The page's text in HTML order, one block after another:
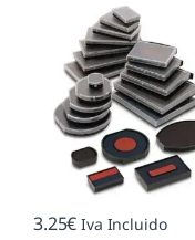
3.25€ Iva Incluido